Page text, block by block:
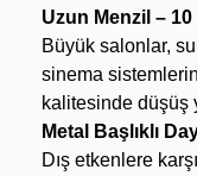
Uzun Menzil – 10
Büyük salonlar,
sinema
kalitesinde düşüş
Metal Başlıklı
Dış etkenlere